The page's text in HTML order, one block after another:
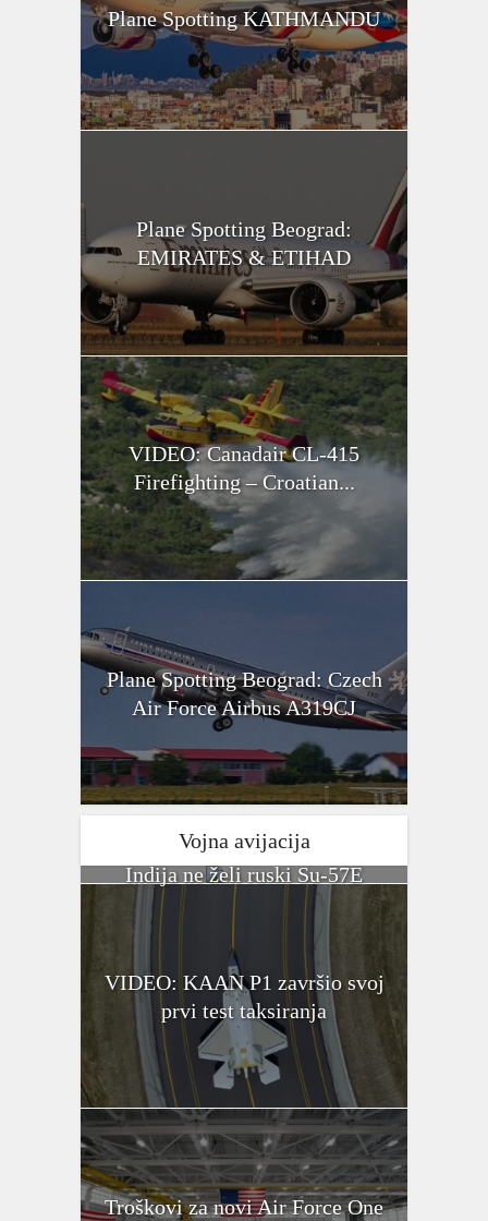
Plane Spotting KATHMANDU
Plane Spotting Beograd:
EMIRATES & ETIHAD
VIDEO: Canadair CL-415
Firefighting – Croatian...
Plane Spotting Beograd: Czech
Air Force Airbus A319CJ
Vojna avijacija
Indija ne želi ruski Su-57E
VIDEO: KAAN P1 završio svoj
prvi test taksiranja
Troškovi za novi Air Force One